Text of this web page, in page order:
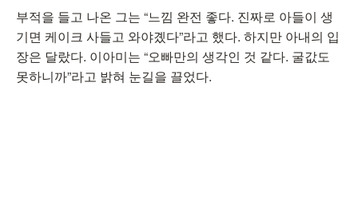
부적을 들고 나온 그는 “느낌 완전 좋다. 진짜로 아들이 생
기면 케이크 사들고 와야곘다”라고 했다. 하지만 아내의 입
장은 달랐다. 이아미는 “오빠만의 생각인 것 같다. 굴값도
못하니까”라고 밝혀 눈길을 끌었다.